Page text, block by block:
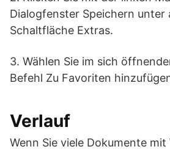
Dialogfenster Speichern unter
Schaltfläche Extras.
3. Wählen Sie im sich
Befehl Zu Favoriten
Verlauf
Wenn Sie viele Dokumente